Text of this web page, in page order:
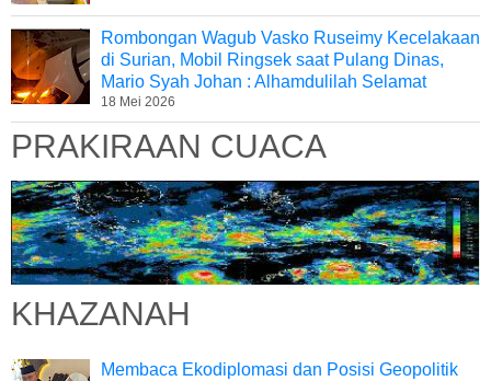
Rombongan Wagub Vasko Ruseimy Kecelakaan
di Surian, Mobil Ringsek saat Pulang Dinas,
Mario Syah Johan : Alhamdulilah Selamat
18 Mei 2026
PRAKIRAAN CUACA
KHAZANAH
Membaca Ekodiplomasi dan Posisi Geopolitik